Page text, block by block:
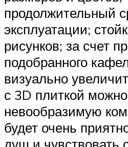
продолжительный
эксплуатации;
рисунков; за счет
подобранного
визуально
с 3D плиткой
невообразимую
будет очень